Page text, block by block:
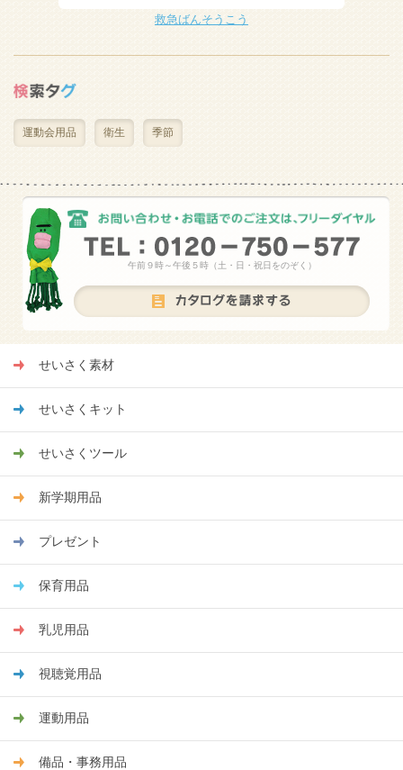
救急ばんそうこう
運動会用品 衛生 季節
午前９時～午後５時（土・日・祝日をのぞく）
せいさく素材
せいさくキット
せいさくツール
新学期用品
プレゼント
保育用品
乳児用品
視聴覚用品
運動用品
備品・事務用品